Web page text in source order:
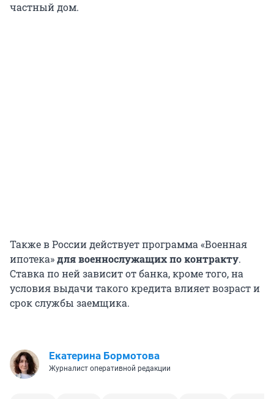
частный дом.
Также в России действует программа «Военная
ипотека»для военнослужащих по контракту.
Ставка по ней зависит от банка, кроме того, на
условия выдачи такого кредита влияет возраст и
срок службы заемщика.
Екатерина Бормотова
Журналист оперативной редакции